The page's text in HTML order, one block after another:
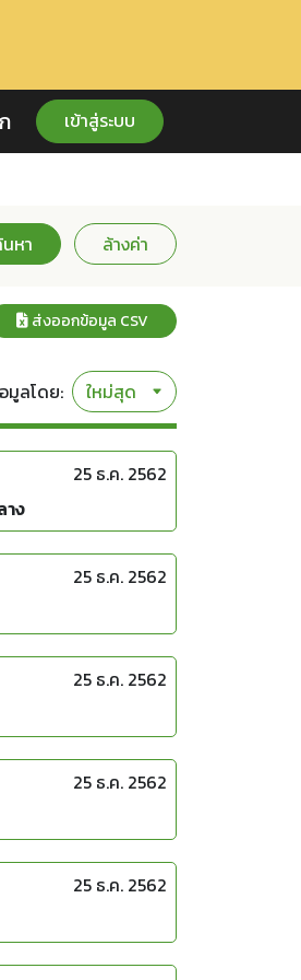
ก เข้าสู่ระบบ
หา ล้างค่า
ส่งออกข้อมูล CSV
มูลโดย:
25 ธ.ค. 2562
ขนาดกลาง
25 ธ.ค. 2562
25 ธ.ค. 2562
25 ธ.ค. 2562
25 ธ.ค. 2562